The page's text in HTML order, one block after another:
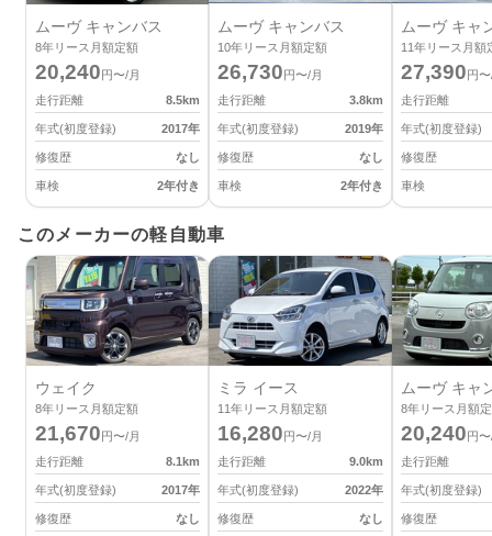
ムーヴ キャンバス
8年リース月額定額
20,240円〜/月
走行距離
8.5km
年式(初度登録) 2017年
修復歴 なし
車検 2年付き
ムーヴ キャンバス
10年リース月額定額
26,730円〜/月
走行距離
3.8km
年式(初度登録) 2019年
修復歴 なし
車検 2年付き
ムーヴ キャ
11年リース月額
27,390円
走行距離
年式(初度登録)
修復歴
車検
このメーカーの軽自動車
ウェイク
8年リース月額定額
21,670円〜/月
走行距離
8.1km
年式(初度登録) 2017年
修復歴 なし
ミラ イース
11年リース月額定額
16,280円〜/月
走行距離
9.0km
年式(初度登録) 2022年
修復歴 なし
ムーヴ キャ
8年リース月額
20,240円
走行距離
年式(初度登録)
修復歴